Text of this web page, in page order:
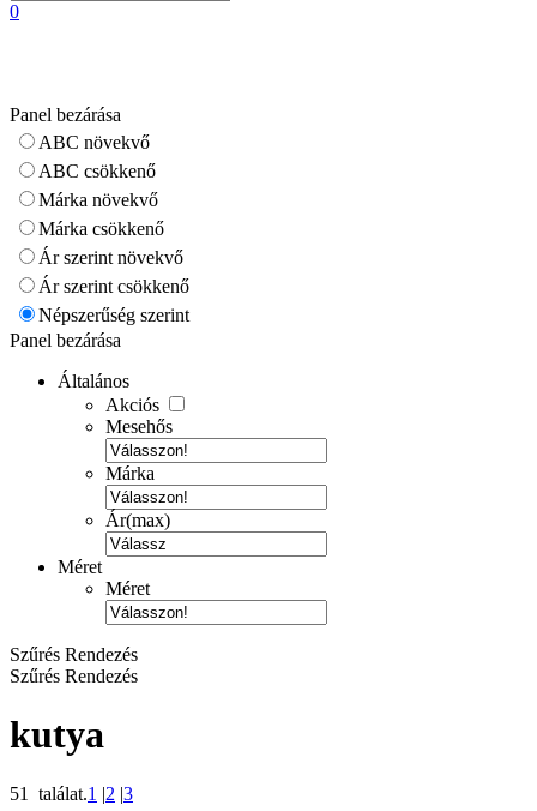
0
Panel bezárása
ABC növekvő
ABC csökkenő
Márka növekvő
Márka csökkenő
Ár szerint növekvő
Ár szerint csökkenő
Népszerűség szerint
Panel bezárása
Általános
Akciós
Mesehős
Márka
Ár(max)
Méret
Méret
Szűrés Rendezés
Szűrés Rendezés
kutya
51 találat.1 |2 |3